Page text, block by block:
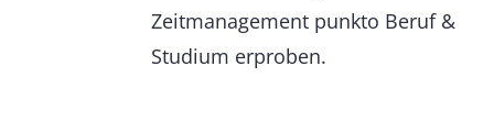
Zeitmanagement punkto Beruf &
Studium erproben.